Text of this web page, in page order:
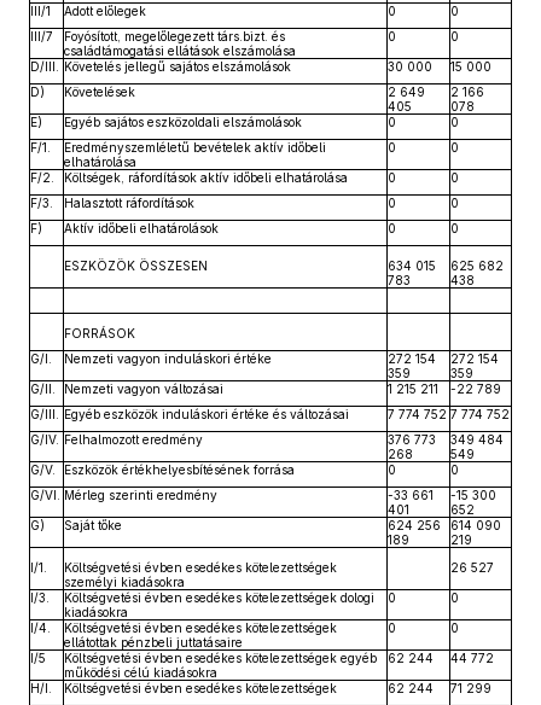
III/1
Adott előlegek 0
0
III/7
Foyósított, megelőlegezett társ.bizt. és
családtámogatási ellátások elszámolása
0 0
D/III. Követelés jellegű sajátos elszámolások 30 000
15 000
D)
Követelések
2 649
405
2 166
078
E)
Egyéb sajátos eszközoldali elszámolások 0
0
F/1.
Eredményszemléletű bevételek aktív időbeli
elhatárolása
0 0
F/2. Költségek, ráfordítások aktív időbeli elhatárolása 0
0
F/3.
Halasztott ráfordítások 0
0
F)
Aktív időbeli elhatárolások 0 0
ESZKÖZÖK ÖSSZESEN
634 015
783
625 682
438
FORRÁSOK
G/I.
Nemzeti vagyon induláskori értéke
272 154
359
272 154
359
G/II.
Nemzeti vagyon változásai 1 215 211
-22 789
G/III.
Egyéb eszközök induláskori értéke és változásai 7 774 752 7 774 752
G/IV. Felhalmozott eredmény
376 773
268
349 484
549
G/V.
Eszközök értékhelyesbítésének forrása 0
0
G/VI.
Mérleg szerinti eredmény
-33 661
401
-15 300
652
G)
Saját tőke
624 256
189
614 090
219
I/1.
Költségvetési évben esedékes kötelezettségek
személyi kiadásokra
26 527
I/3.
Költségvetési évben esedékes kötelezettségek dologi
kiadásokra
0 0
I/4.
Költségvetési évben esedékes kötelezettségek
ellátottak pénzbeli juttatásaire
0 0
I/5
Költségvetési évben esedékes kötelezettségek egyéb
működési célú kiadásokra
62 244 44 772
H/I. Költségvetési évben esedékes kötelezettségek 62 244
71 299